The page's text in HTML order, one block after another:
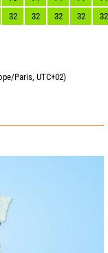
32 32 32 32 32
Paris, UTC+02)